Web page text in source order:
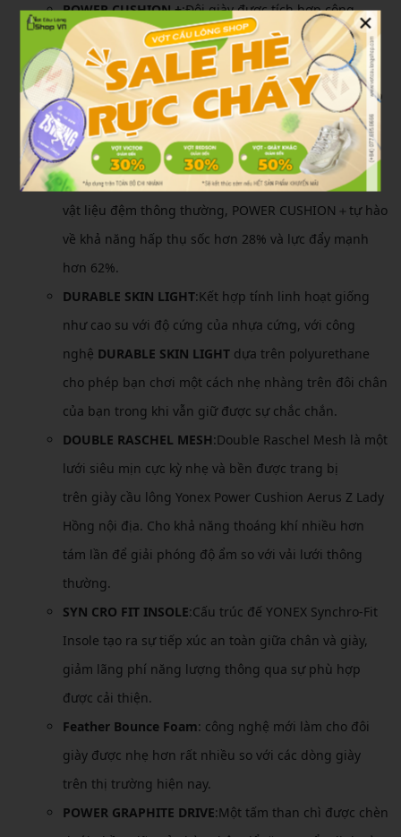
POWER CUSHION +:Đôi giày được tích hợp công
nghệPower Cushion+ bằng cách thêm một loại nhựa
đàn hồi đặc biệt vào POWER CUSHION, trong khi vẫn
duy trì các đặc tính nhẹ thông thường, khả năng hấp
thụ sốc cao được thực hiện. Các rãnh được thiết kế
theo mô hình mạng tinh thể, với khoảng cách và độ
sâu tối ưu, đạt được khả năng phục hồi hơn. So với
vật liệu đệm thông thường, POWER CUSHION＋tự hào
về khả năng hấp thụ sốc hơn 28% và lực đẩy mạnh
hơn 62%.
DURABLE SKIN LIGHT:Kết hợp tính linh hoạt giống
như cao su với độ cứng của nhựa cứng, với công
nghệ DURABLE SKIN LIGHT dựa trên polyurethane
cho phép bạn chơi một cách nhẹ nhàng trên đôi chân
của bạn trong khi vẫn giữ được sự chắc chắn.
DOUBLE RASCHEL MESH:Double Raschel Mesh là một
lưới siêu mịn cực kỳ nhẹ và bền được trang bị
trên giày cầu lông Yonex Power Cushion Aerus Z Lady
Hồng nội địa. Cho khả năng thoáng khí nhiều hơn
tám lần để giải phóng độ ẩm so với vải lưới thông
thường.
SYN CRO FIT INSOLE:Cấu trúc đế YONEX Synchro-Fit
Insole tạo ra sự tiếp xúc an toàn giữa chân và giày,
giảm lãng phí năng lượng thông qua sự phù hợp
được cải thiện.
Feather Bounce Foam: công nghệ mới làm cho đôi
giày được nhẹ hơn rất nhiều so với các dòng giày
trên thị trường hiện nay.
POWER GRAPHITE DRIVE:Một tấm than chì được chèn
×